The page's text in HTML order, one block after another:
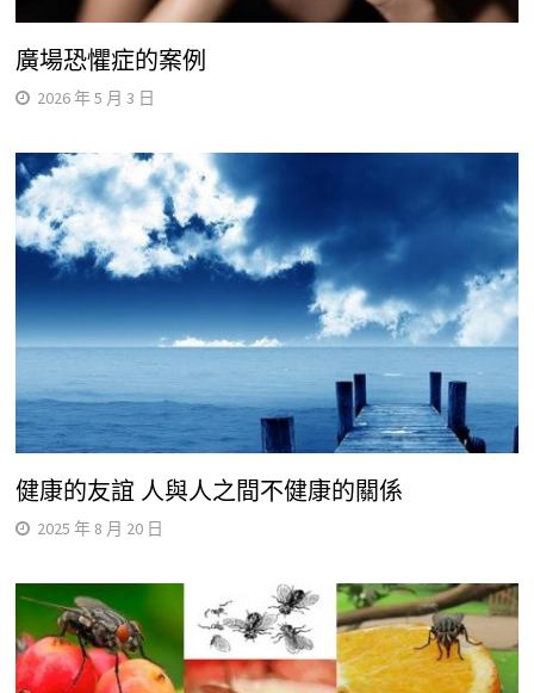
廣場恐懼症的案例
2026 年 5 月 3 日
健康的友誼 人與人之間不健康的關係
2025 年 8 月 20 日